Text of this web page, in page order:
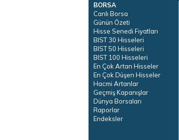
BORSA
Canlı Borsa
Günün Özeti
Hisse Senedi Fiyatları
BIST 30 Hisseleri
BIST 50 Hisseleri
BIST 100 Hisseleri
En Çok Artan Hisseler
En Çok Düşen Hisseler
Hacmi Artanlar
Geçmiş Kapanışlar
Dünya Borsaları
Raporlar
Endeksler